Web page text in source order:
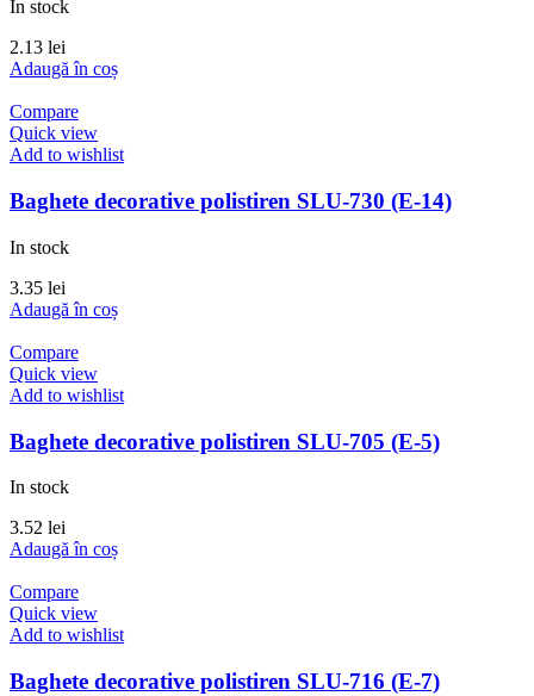
In stock
2.13 lei
Adaugă în coș
Compare
Quick view
Add to wishlist
Baghete decorative polistiren SLU-730 (E-14)
In stock
3.35 lei
Adaugă în coș
Compare
Quick view
Add to wishlist
Baghete decorative polistiren SLU-705 (E-5)
In stock
3.52 lei
Adaugă în coș
Compare
Quick view
Add to wishlist
Baghete decorative polistiren SLU-716 (E-7)